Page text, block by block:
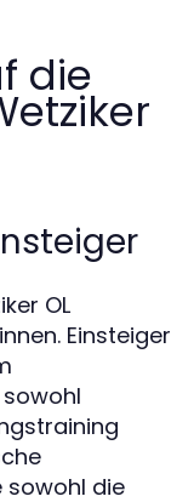
die
OL
Einsteiger
sowohl die